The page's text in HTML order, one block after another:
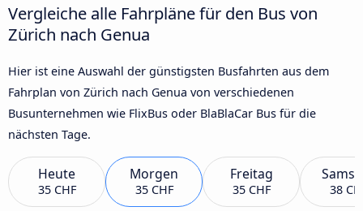
Vergleiche alle Fahrpläne für den Bus von
Zürich nach Genua
Hier ist eine Auswahl der günstigsten Busfahrten aus dem
Fahrplan von Zürich nach Genua von verschiedenen
Busunternehmen wie FlixBus oder BlaBlaCar Bus für die
nächsten Tage.
Heute
35 CHF
Morgen
35 CHF
Freitag
35 CHF 38